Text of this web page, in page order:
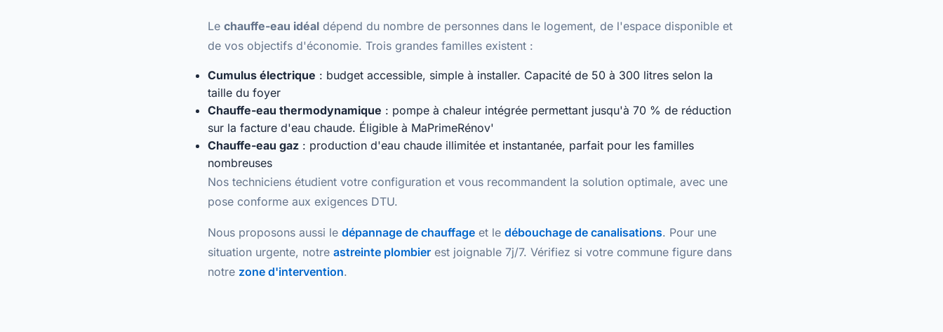
Le chauffe-eau idéal dépend du nombre de personnes dans le logement, de l'espace disponible et
de vos objectifs d'économie. Trois grandes familles existent :
Cumulus électrique : budget accessible, simple à installer. Capacité de 50 à 300 litres selon la
taille du foyer
Chauffe-eau thermodynamique : pompe à chaleur intégrée permettant jusqu'à 70 % de réduction
sur la facture d'eau chaude. Éligible à MaPrimeRénov'
Chauffe-eau gaz : production d'eau chaude illimitée et instantanée, parfait pour les familles
nombreuses
Nos techniciens étudient votre configuration et vous recommandent la solution optimale, avec une
pose conforme aux exigences DTU.
Nous proposons aussi le dépannage de chauffage et le débouchage de canalisations. Pour une
situation urgente, notre astreinte plombier est joignable 7j/7. Vérifiez si votre commune figure dans
notre zone d'intervention.